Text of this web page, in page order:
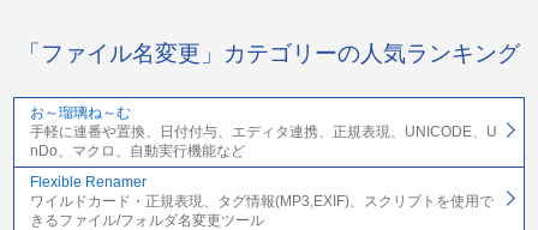
「ファイル名変更」カテゴリーの人気ランキング
お～瑠璃ね～む
手軽に連番や置換、日付付与、エディタ連携、正規表現、UNICODE、U
nDo、マクロ、自動実行機能など
Flexible Renamer
ワイルドカード・正規表現、タグ情報(MP3,EXIF)、スクリプトを使用で
きるファイル/フォルダ名変更ツール